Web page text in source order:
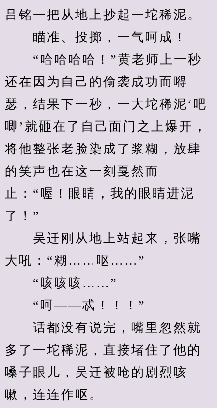
吕铭一把从地上抄起一坨稀泥。
瞄准、投掷，一气呵成！
“哈哈哈哈！”黄老师上一秒
还在因为自己的偷袭成功而嘚
瑟，结果下一秒，一大坨稀泥‘吧
唧’就砸在了自己面门之上爆开，
将他整张老脸染成了浆糊，放肆
的笑声也在这一刻戛然而
止：“喔！眼睛，我的眼睛进泥
了！”
吴迁刚从地上站起来，张嘴
大吼：“糊……呕……”
“咳咳咳……”
“呵——忒！！！”
话都没有说完，嘴里忽然就
多了一坨稀泥，直接堵住了他的
嗓子眼儿，吴迁被呛的剧烈咳
嗽，连连作呕。